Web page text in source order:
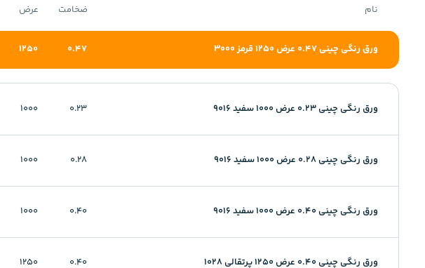
نام ضخامت عرض
ورق رنگی چینی 0.47 عرض 1250 قرمز 3000 0.47
1250
ورق رنگی چینی 0.23 عرض 1000 سفید 9016 0.23
1000
ورق رنگی چینی 0.28 عرض 1000 سفید 9016 0.28
1000
ورق رنگی چینی 0.40 عرض 1000 سفید 9016 0.40
1000
ورق رنگی چینی 0.40 عرض 1250 پرتقالی 1028 0.40
1250